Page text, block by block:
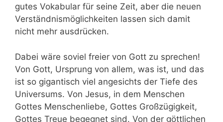
gutes Vokabular für seine Zeit, aber die neuen
Verständnismöglichkeiten lassen sich damit
nicht mehr ausdrücken.
Dabei wäre soviel freier von Gott zu sprechen!
Von Gott, Ursprung von allem, was ist, und das
ist so gigantisch viel angesichts der Tiefe des
Universums. Von Jesus, in dem Menschen
Gottes Menschenliebe, Gottes Großzügigkeit,
Gottes Treue begegnet sind. Von der göttlichen